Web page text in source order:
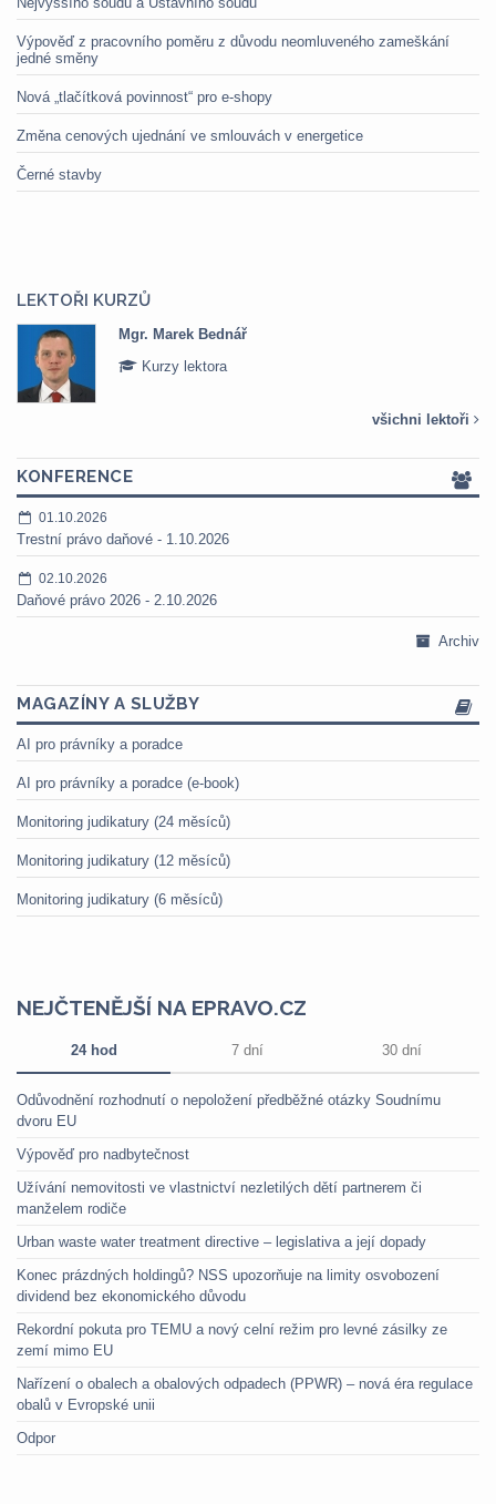
Výpověď z pracovního poměru z důvodu neomluveného zameškání
jedné směny
Nová „tlačítková povinnost“ pro e-shopy
Změna cenových ujednání ve smlouvách v energetice
Černé stavby
LEKTOŘI KURZŮ
Mgr. Marek Bednář
Kurzy lektora
všichni lektoři
KONFERENCE
01.10.2026
Trestní právo daňové - 1.10.2026
02.10.2026
Daňové právo 2026 - 2.10.2026
Archiv
MAGAZÍNY A SLUŽBY
AI pro právníky a poradce
AI pro právníky a poradce (e-book)
Monitoring judikatury (24 měsíců)
Monitoring judikatury (12 měsíců)
Monitoring judikatury (6 měsíců)
NEJČTENĚJŠÍ NA EPRAVO.CZ
24 hod 7 dní 30 dní
Odůvodnění rozhodnutí o nepoložení předběžné otázky Soudnímu
dvoru EU
Výpověď pro nadbytečnost
Užívání nemovitosti ve vlastnictví nezletilých dětí partnerem či
manželem rodiče
Urban waste water treatment directive – legislativa a její dopady
Konec prázdných holdingů? NSS upozorňuje na limity osvobození
dividend bez ekonomického důvodu
Rekordní pokuta pro TEMU a nový celní režim pro levné zásilky ze
zemí mimo EU
Nařízení o obalech a obalových odpadech (PPWR) – nová éra regulace
obalů v Evropské unii
Odpor